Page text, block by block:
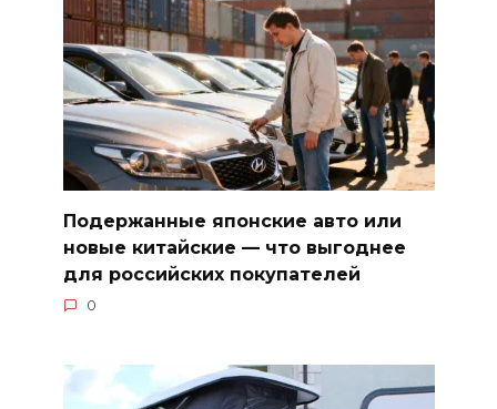
Подержанные японские авто или
новые китайские — что выгоднее
для российских покупателей
0